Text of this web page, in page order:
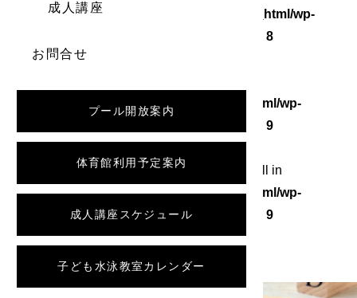
成人講座
お問合せ
プール開放案内
体育館利用予定案内
成人講座スケジュール
子ども水泳教室カレンダー
/home/wordstock/numasupo.com/public_html/wp-
8
/home/wordstock/numasupo.com/public_html/wp-
9
: Attempt to read property "slug" on null in
/home/wordstock/numasupo.com/public_html/wp-
content/themes/numaspo/single.php
9